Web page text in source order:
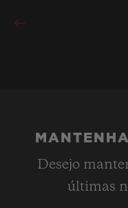
Desejo
últimas